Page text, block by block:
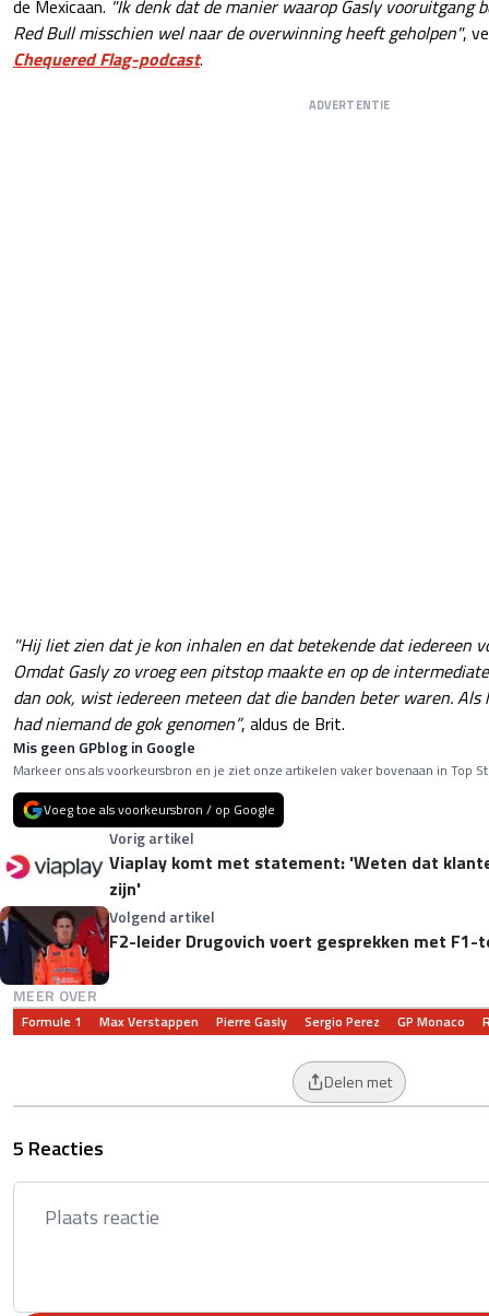
de Mexicaan. "Ik denk dat de manier waarop Gasly vooruitgang
Red Bull misschien wel naar de overwinning heeft geholpen",
Chequered Flag-podcast.
ADVERTENTIE
"Hij liet zien dat je kon inhalen en dat betekende dat iedereen
Omdat Gasly zo vroeg een pitstop maakte en op de
dan ook, wist iedereen meteen dat die banden beter waren.
had niemand de gok genomen”, aldus de Brit.
Mis geen GPblog in Google
Markeer ons als voorkeursbron en je ziet onze artikelen vaker bovenaan in Top
Voeg toe als voorkeursbron / op Google
Vorig artikel
Viaplay komt met statement: 'Weten dat
zijn'
Volgend artikel
F2-leider Drugovich voert gesprekken met F1-
MEER OVER
Formule 1 Max Verstappen Pierre Gasly Sergio Perez GP Monaco
Delen met
5 Reacties